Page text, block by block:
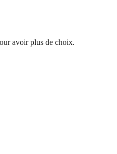
avoir plus de choix.